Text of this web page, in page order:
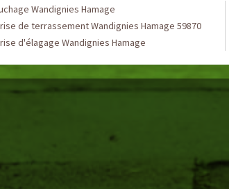
Wandignies Hamage
de terrassement Wandignies Hamage 59870
d'élagage Wandignies Hamage